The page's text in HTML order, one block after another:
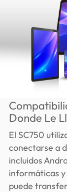
Donde Le
El SC750
conectarse a
incluidos
informáticas y
puede